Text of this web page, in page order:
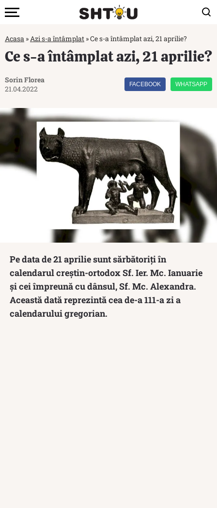
Acasa »Azi s-a întâmplat »Ce s-a întâmplat azi, 21 aprilie?
Ce s-a întâmplat azi, 21 aprilie?
Sorin Florea
21.04.2022
FACEBOOK WHATSAPP
Pe data de 21 aprilie sunt sărbătoriți în
calendarul creștin-ortodox Sf. Ier. Mc. Ianuarie
și cei împreună cu dânsul, Sf. Mc. Alexandra.
Această dată reprezintă cea de-a 111-a zi a
calendarului gregorian.